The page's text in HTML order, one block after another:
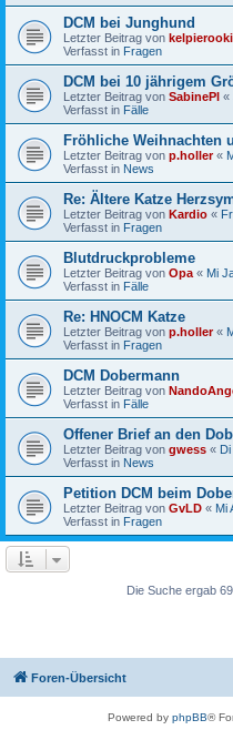
DCM bei Junghund
Letzter Beitrag von
Verfasst in Fragen
DCM bei 10 jährigem
Letzter Beitrag von SabinePl «
Verfasst in Fälle
Fröhliche Weihnachten
Letzter Beitrag von p.holler«
Verfasst in News
Re: Ältere Katze
Letzter Beitrag von Kardio «
Verfasst in Fragen
Blutdruckprobleme
Letzter Beitrag von Opa « Mi
Verfasst in Fälle
Re: HNOCM Katze
Letzter Beitrag von p.holler«
Verfasst in Fragen
DCM Dobermann
Letzter Beitrag von
Verfasst in Fälle
Offener Brief an den
Letzter Beitrag von gwess «
Verfasst in News
Petition DCM beim
Letzter Beitrag von GvLD « Mi
Verfasst in Fragen
Die Suche ergab
Foren-Übersicht
Powered by phpBB®